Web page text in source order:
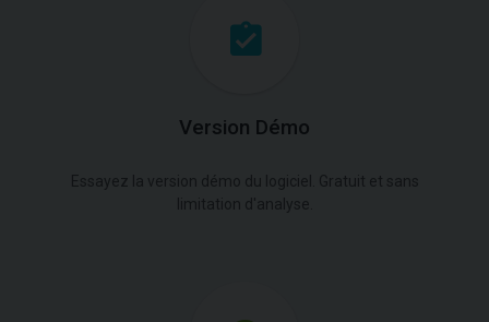
Version Démo
Essayez la version démo du logiciel. Gratuit et sans
limitation d'analyse.